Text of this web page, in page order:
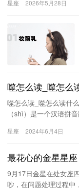
星座 2026年5月28日
噬怎么读_噬怎么
噬怎么读_噬怎么读什
（shì）是一个汉语拼
动物…
星座 2024年6月4日
最花心的金星星
9月17日金星在处女座
吵，在问题处理过程中